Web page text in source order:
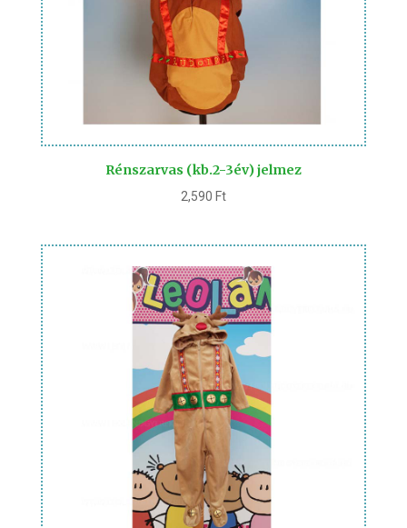
Rénszarvas (kb.2-3év) jelmez
2,590 Ft